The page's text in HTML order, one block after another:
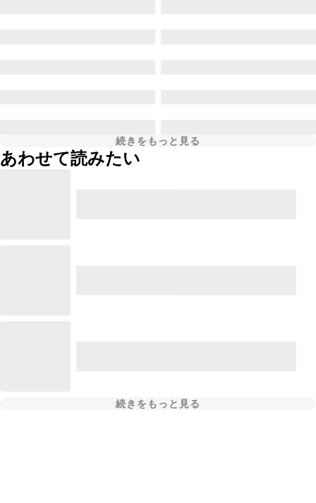
続きをもっと見る
あわせて読みたい
続きをもっと見る